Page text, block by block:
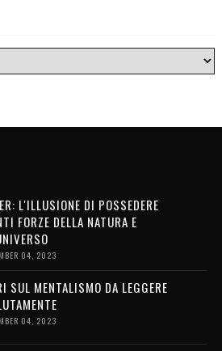
L'ILLUSIONE DI POSSEDERE
FORZE DELLA NATURA E
04, 2023
SUL MENTALISMO DA LEGGERE
04, 2023